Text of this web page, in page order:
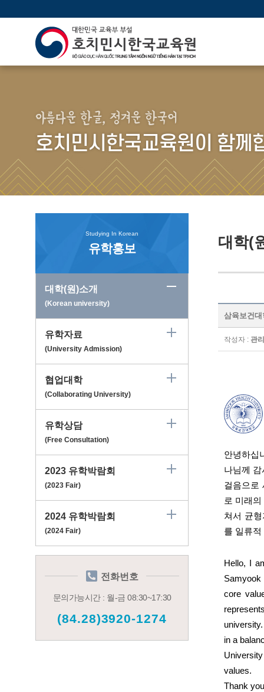
아름다운 한글, 정겨운 한국어
호치민시한국교육원이 함께
Studying In Korean
유학홍보
대학(원)소개
(Korean university)
유학자료
(University Admission)
협업대학
(Collaborating University)
유학상담
(Free Consultation)
2023 유학박람회
(2023 Fair)
2024 유학박람회
(2024 Fair)
전화번호
문의가능시간 : 월-금 08:30~17:30
(84.28)3920-1274
대학(
삼육보건
작성자 : 관
안녕하십
나님께
걸음으로
로 미래
쳐서 균
를 일류적
Hello, I
Samyook
core
in a
values.
Thank